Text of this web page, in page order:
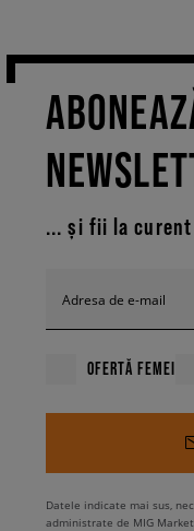
... și fii la curent
Adresa de e-mail
OFERTĂ FEMEI
Datele indicate mai sus,
administrate de MIG